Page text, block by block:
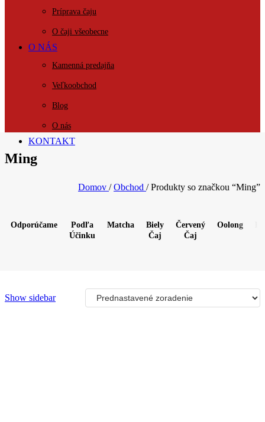
Príprava čaju
O čaji všeobecne
O NÁS
Kamenná predajňa
Veľkoobchod
Blog
O nás
KONTAKT
Ming
Domov / Obchod / Produkty so značkou “Ming”
Odporúčame
Podľa
Účinku
Matcha
Biely
Čaj
Červený
Čaj
Oolong
Show sidebar